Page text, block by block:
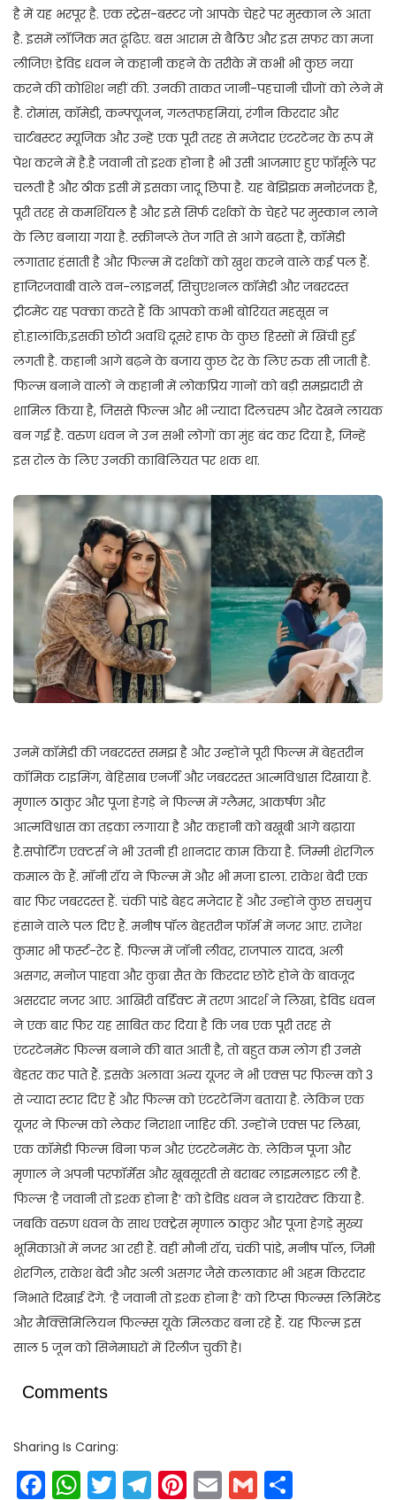
है में यह भरपूर है. एक स्ट्रेस-बस्टर जो आपके चेहरे पर मुस्कान ले आता
है. इसमें लॉजिक मत ढूंढिए. बस आराम से बैठिए और इस सफर का मजा
लीजिए! डेविड धवन ने कहानी कहने के तरीके में कभी भी कुछ नया
करने की कोशिश नहीं की. उनकी ताकत जानी-पहचानी चीजों को लेने में
है. रोमांस, कॉमेडी, कन्फ्यूजन, गलतफहमियां, रंगीन किरदार और
चार्टबस्टर म्यूजिक और उन्हें एक पूरी तरह से मजेदार एंटरटेनर के रूप में
पेश करने में है.है जवानी तो इश्क होना है भी उसी आजमाए हुए फॉर्मूले पर
चलती है और ठीक इसी में इसका जादू छिपा है. यह बेझिझक मनोरंजक है,
पूरी तरह से कमर्शियल है और इसे सिर्फ दर्शकों के चेहरे पर मुस्कान लाने
के लिए बनाया गया है. स्क्रीनप्ले तेज गति से आगे बढ़ता है, कॉमेडी
लगातार हंसाती है और फिल्म में दर्शकों को खुश करने वाले कई पल हैं.
हाजिरजवाबी वाले वन-लाइनर्स, सिचुएशनल कॉमेडी और जबरदस्त
ट्रीटमेंट यह पक्का करते हैं कि आपको कभी बोरियत महसूस न
हो.हालांकि,इसकी छोटी अवधि दूसरे हाफ के कुछ हिस्सों में खिंची हुई
लगती है. कहानी आगे बढ़ने के बजाय कुछ देर के लिए रुक सी जाती है.
फिल्म बनाने वालों ने कहानी में लोकप्रिय गानों को बड़ी समझदारी से
शामिल किया है, जिससे फिल्म और भी ज्यादा दिलचस्प और देखने लायक
बन गई है. वरुण धवन ने उन सभी लोगों का मुंह बंद कर दिया है, जिन्हें
इस रोल के लिए उनकी काबिलियत पर शक था.
उनमें कॉमेडी की जबरदस्त समझ है और उन्होंने पूरी फिल्म में बेहतरीन
कॉमिक टाइमिंग, बेहिसाब एनर्जी और जबरदस्त आत्मविश्वास दिखाया है.
मृणाल ठाकुर और पूजा हेगड़े ने फिल्म में ग्लैमर, आकर्षण और
आत्मविश्वास का तड़का लगाया है और कहानी को बखूबी आगे बढ़ाया
है.सपोर्टिंग एक्टर्स ने भी उतनी ही शानदार काम किया है. जिम्मी शेरगिल
कमाल के हैं. मॉनी रॉय ने फिल्म में और भी मजा डाला. राकेश बेदी एक
बार फिर जबरदस्त हैं. चंकी पांडे बेहद मजेदार हैं और उन्होंने कुछ सचमुच
हंसाने वाले पल दिए हैं. मनीष पॉल बेहतरीन फॉर्म में नजर आए. राजेश
कुमार भी फर्स्ट-रेट हैं. फिल्म में जॉनी लीवर, राजपाल यादव, अली
असगर, मनोज पाहवा और कुब्रा सैत के किरदार छोटे होने के बावजूद
असरदार नजर आए. आखिरी वर्डिक्ट में तरण आदर्श ने लिखा, डेविड धवन
ने एक बार फिर यह साबित कर दिया है कि जब एक पूरी तरह से
एंटरटेनमेंट फिल्म बनाने की बात आती है, तो बहुत कम लोग ही उनसे
बेहतर कर पाते हैं. इसके अलावा अन्य यूजर ने भी एक्स पर फिल्म को 3
से ज्यादा स्टार दिए हैं और फिल्म को एंटरटेनिंग बताया है. लेकिन एक
यूजर ने फिल्म को लेकर निराशा जाहिर की. उन्होंने एक्स पर लिखा,
एक कॉमेडी फिल्म बिना फन और एंटरटेनमेंट के. लेकिन पूजा और
मृणाल ने अपनी परफॉर्मेंस और खूबसूरती से बराबर लाइमलाइट ली है.
फिल्म ‘है जवानी तो इश्क होना है’ को डेविड धवन ने डायरेक्ट किया है.
जबकि वरुण धवन के साथ एक्ट्रेस मृणाल ठाकुर और पूजा हेगड़े मुख्य
भूमिकाओं में नजर आ रही हैं. वहीं मौनी रॉय, चंकी पांडे, मनीष पॉल, जिमी
शेरगिल, राकेश बेदी और अली असगर जैसे कलाकार भी अहम किरदार
निभाते दिखाई देंगे. ‘है जवानी तो इश्क होना है’ को टिप्स फिल्म्स लिमिटेड
और मैक्सिमिलियन फिल्म्स यूके मिलकर बना रहे हैं. यह फिल्म इस
साल 5 जून को सिनेमाघरों में रिलीज चुकी है।
Comments
Sharing Is Caring:
Facebook
WhatsApp
Twitter
Telegram
Pinterest
EmailGmail